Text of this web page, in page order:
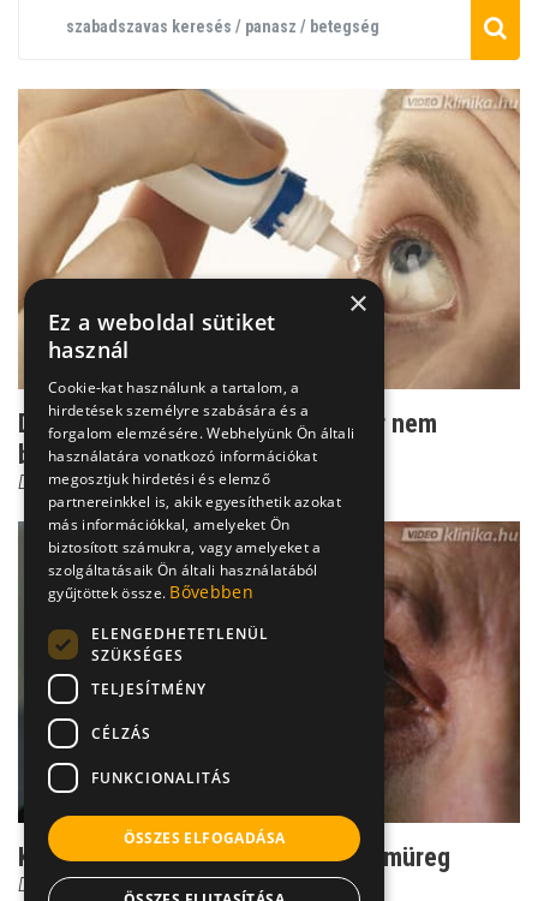
Durva szembevérzés - ilyenkor már nem
bagatell panasz
Dr. Őri Zsolt
Kettőslátás: amikor beszűkül a szemüreg
Dr. Kusnyerik Ákos
×
Ez a weboldal sütiket
használ
Cookie-kat használunk a tartalom, a
hirdetések személyre szabására és a
forgalom elemzésére. Webhelyünk Ön általi
használatára vonatkozó információkat
megosztjuk hirdetési és elemző
partnereinkkel is, akik egyesíthetik azokat
más információkkal, amelyeket Ön
biztosított számukra, vagy amelyeket a
szolgáltatásaik Ön általi használatából
gyűjtöttek össze. Bővebben
ELENGEDHETETLENÜL
SZÜKSÉGES
TELJESÍTMÉNY
CÉLZÁS
FUNKCIONALITÁS
ÖSSZES ELFOGADÁSA